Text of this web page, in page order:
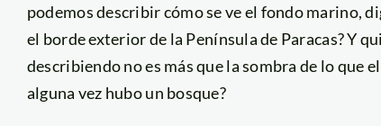
podemos describir cómo se ve el fondo marino,
el borde exterior de la Península de Paracas? Y
describiendo no es más que la sombra de lo que
alguna vez hubo un bosque?